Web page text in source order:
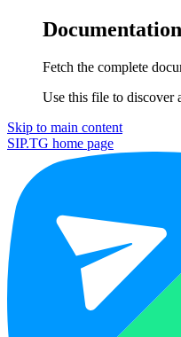
Fetch the complete
Use this file to discover
Skip to main content
SIP.TG home page